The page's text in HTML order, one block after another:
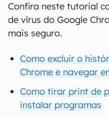
Confira neste tutorial
de vírus do Google
mais seguro.
Como excluir o
Chrome e navegar
Como tirar print de
instalar programas